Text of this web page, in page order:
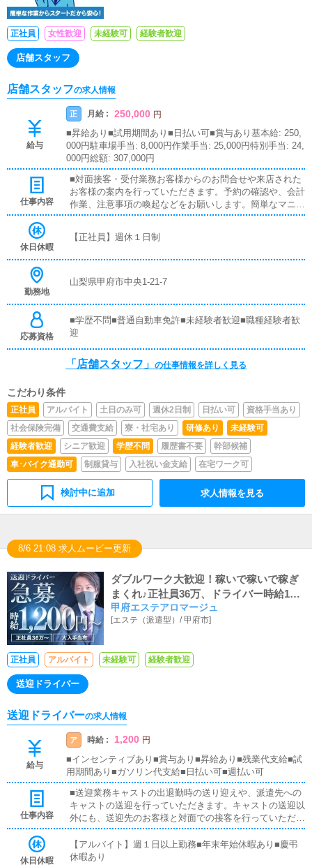
正社員 女性歓迎 未経験可 経験者歓迎
店舗スタッフ
店舗スタッフの求人情報
給与
正 月給 : 250,000 円
■昇給あり■試用期間あり■日払い可■賞与あり基本給: 250,
000円駐車場手当: 8,000円作業手当: 25,000円特別手当: 24,
000円総額: 307,000円
仕事内容
■対面接客・受付業務お客様からのお問合せや来店された
お客様の案内を行っていただきます。予約の確認や、会計
作業、注意事項の喚起などをお願いします。簡単なマニュ
アルや、先輩スタッフに付いて業務内容を見ながら徐々に
す。■企画の立案店舗イベントや店舗運営など様々な企画
など、売上UPに繋がる施策の提案を行っていただきま
の方が稼げるようにインターネットを使ったPR（写メ日
記）などの使い方などのアドバイスを行っていただきま
す。■PC更新業務ヘブンネットなど、ポータルサイト等の
情報やイベント、求人ブログの作成となります。基本的に
はボタンを押すだけや、ブログの更新時に簡単に文字が入
お過ごしいただくため、店内の清掃や備品の管理・補充を
行っていただきます。仕事内容については、先輩スタッフ
が丁寧にお仕事をお教えしますので未経験者でもお気軽に
ご連絡ください！！※あなたの頑張りによって、昇給・賞
与もあります。
休日休暇
【正社員】週休１日制
勤務地
山梨県甲府市中央1-21-7
応募資格
■学歴不問■普通自動車免許■未経験者歓迎■職種経験者歓
迎
「店舗スタッフ」 の仕事情報を詳しく見る
こだわり条件
正社員 アルバイト 土日のみ可 週休2日制 日払い可
資格手当あり
社会保険完備
交通費支給 寮・社宅あり 研修あり
未経験可
経験者歓迎
シニア歓迎 学歴不問 履歴書不要
幹部候補
車･バイク通勤可
制服貸与 入社祝い金支給 在宅ワーク可
検討中に追加 求人情報を見る
8/6 21:08 求人ムービー更新
ダブルワーク大歓迎！稼いで稼いで稼ぎ
まくれ♪正社員36万、ドライバー時給120
0円～、社保完備
甲府エステアロマージュ
[エステ（派遣型）/甲府市]
正社員 アルバイト 未経験可 経験者歓迎
送迎ドライバー
送迎ドライバーの求人情報
給与
ア 時給 : 1,200 円
■インセンティブあり■賞与あり■昇給あり■残業代支給■試
用期間あり■ガソリン代支給■日払い可■週払い可
仕事内容
■送迎業務キャストの出退勤時の送り迎えや、派遣先への
キャストの送迎を行っていただきます。キャストの送迎以
外にも、送迎先のお客様と対面での接客を行っていただき
ます。お客様のご案内時に、システムの説明や料金の受け
取り等、対面での簡単な接客になります。最初は先輩ドラ
イバーと同乗して行動し、業務の流れを覚えていただきま
休日休暇
【アルバイト】週１日以上勤務■年末年始休暇あり■慶弔
休暇あり